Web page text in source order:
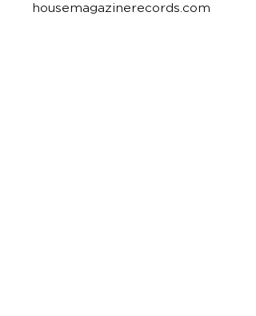
housemagazinerecords.com